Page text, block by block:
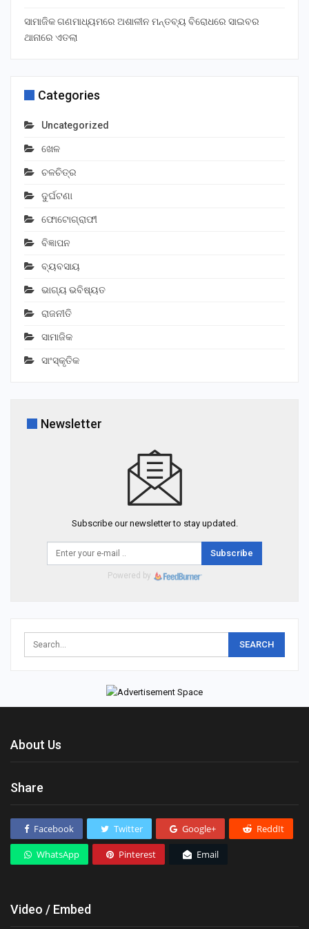
ସାମାଜିକ ଗଣମାଧ୍ୟମରେ ଅଶାଳୀନ ମନ୍ତବ୍ୟ ବିରୋଧରେ ସାଇବର
ଥାନାରେ ଏତଲା
Categories
Uncategorized
ଖେଳ
ଚଳଚିତ୍ର
ଦୁର୍ଘଟଣା
ଫୋଟୋଗ୍ରାଫୀ
ବିଜ୍ଞାପନ
ବ୍ୟବସାୟ
ଭାଗ୍ୟ ଭବିଷ୍ୟତ
ରାଜନୀତି
ସାମାଜିକ
ସାଂସ୍କୃତିକ
Newsletter
Subscribe our newsletter to stay updated.
Subscribe
Powered by
About Us
Share
Facebook Twitter Google+ ReddIt
WhatsApp Pinterest Email
Video / Embed